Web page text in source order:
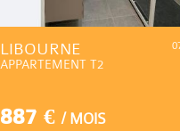
LIBOURNE
APPARTEMENT T2
887 €/ MOIS